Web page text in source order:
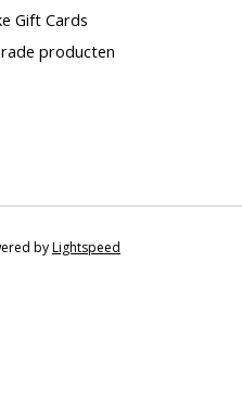
Gift Cards
producten
byLightspeed